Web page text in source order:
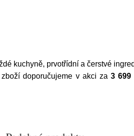
kuchyně, prvotřídní a čerstvé
doporučujeme v akci za 3 699